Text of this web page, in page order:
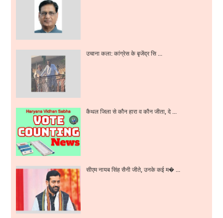
उचाना कला: कांग्रेस के बृजेंद्र सि ...
कैथल जिला से कौन हारा व कौन जीता, दे ...
सीएम नायब सिंह सैनी जीते, उनके कई म� ...